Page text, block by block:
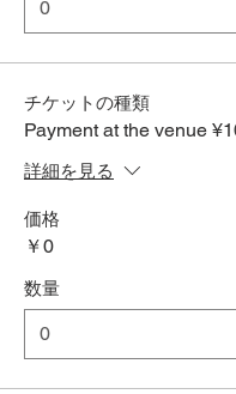
チケットの種類
Payment at the venue
詳細を見る
価格
￥0
数量